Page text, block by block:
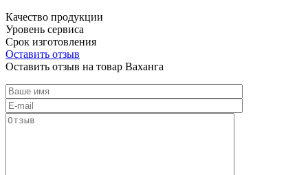
Качество продукции
Уровень сервиса
Срок изготовления
Оставить отзыв
Оставить отзыв на товар Ваханга